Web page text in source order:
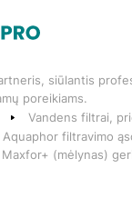
siūlantis
poreikiams.
Vandens filtrai,
Aquaphor filtravimo
(mėlynas)